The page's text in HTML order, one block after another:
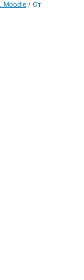
Moodle/ От